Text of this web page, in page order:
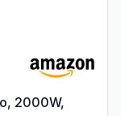
2000W,